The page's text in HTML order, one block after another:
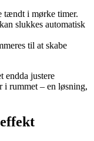
tændt i mørke timer.
slukkes automatisk
til at skabe
endda justere
i rummet – en løsning,